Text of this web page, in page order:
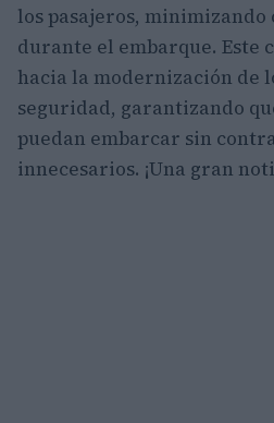
los pasajeros, minimizando
durante el embarque. Este
hacia la modernización de
seguridad, garantizando
puedan embarcar sin
innecesarios. ¡Una gran